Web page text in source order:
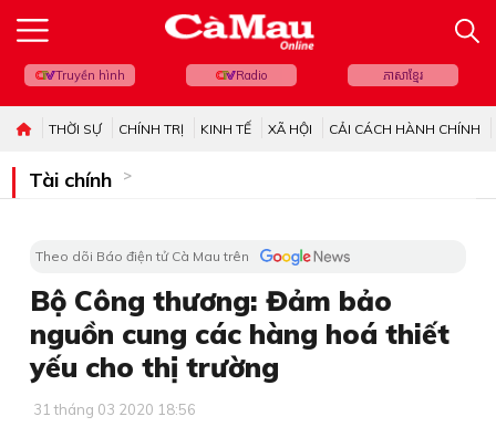
Truyền hình Radio ភាសាខ្មែរ
THỜI SỰ CHÍNH TRỊ KINH TẾ XÃ HỘI CẢI CÁCH HÀNH CHÍNH
Tài chính
Theo dõi Báo điện tử Cà Mau trên
Bộ Công thương: Đảm bảo
nguồn cung các hàng hoá thiết
yếu cho thị trường
31 tháng 03 2020 18:56